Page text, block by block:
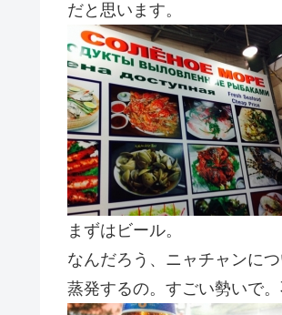
だと思います。
まずはビール。
なんだろう、ニャチャンに
蒸発するの。すごい勢いで